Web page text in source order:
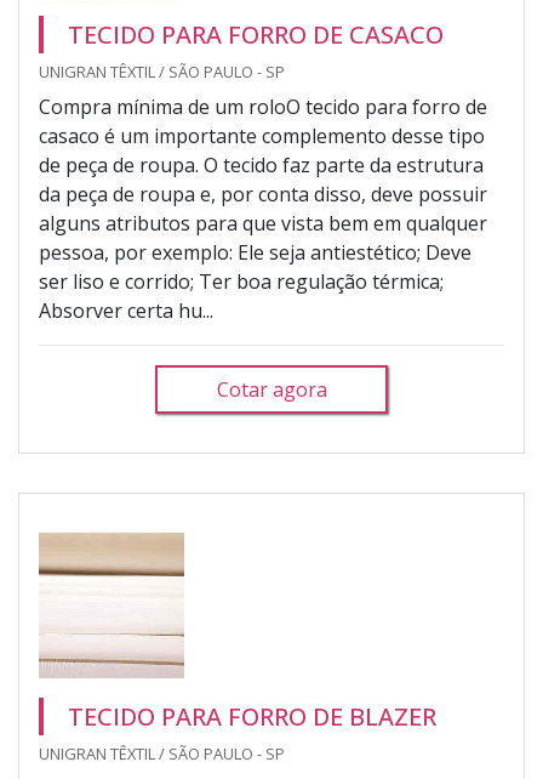
TECIDO PARA FORRO DE CASACO
UNIGRAN TÊXTIL / SÃO PAULO - SP
Compra mínima de um roloO tecido para forro de
casaco é um importante complemento desse tipo
de peça de roupa. O tecido faz parte da estrutura
da peça de roupa e, por conta disso, deve possuir
alguns atributos para que vista bem em qualquer
pessoa, por exemplo: Ele seja antiestético; Deve
ser liso e corrido; Ter boa regulação térmica;
Absorver certa hu...
Cotar agora
TECIDO PARA FORRO DE BLAZER
UNIGRAN TÊXTIL / SÃO PAULO - SP